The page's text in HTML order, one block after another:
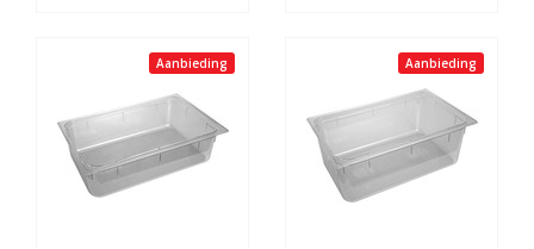
Aanbieding Aanbieding